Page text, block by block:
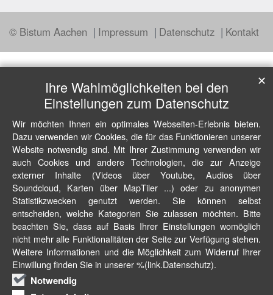
© Bistum Aachen Impressum Datenschutz Kontakt
Ihre Wahlmöglichkeiten bei den
Einstellungen zum Datenschutz
Wir möchten Ihnen ein optimales Webseiten-Erlebnis bieten.
Dazu verwenden wir Cookies, die für das Funktionieren unserer
Website notwendig sind. Mit Ihrer Zustimmung verwenden wir
auch Cookies und andere Technologien, die zur Anzeige
externer Inhalte (Videos über Youtube, Audios über
Soundcloud, Karten über MapTiler ...) oder zu anonymen
Statistikzwecken genutzt werden. Sie können selbst
entscheiden, welche Kategorien Sie zulassen möchten. Bitte
beachten Sie, dass auf Basis Ihrer Einstellungen womöglich
nicht mehr alle Funktionalitäten der Seite zur Verfügung stehen.
Weitere Informationen und die Möglichkeit zum Widerruf Ihrer
Einwillung finden Sie in unserer %(link.Datenschutz).
Notwendig
✕